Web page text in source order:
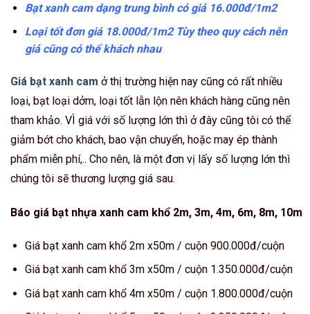
Bạt xanh cam dạng trung bình có giá 16.000đ/1m2
Loại tốt đơn giá 18.000đ/1m2 Tùy theo quy cách nên
giá cũng có thể khách nhau
Giá bạt xanh cam ở thị trường hiện nay cũng có rất nhiều
loại, bạt loại dởm, loại tốt lẫn lộn nên khách hàng cũng nên
tham khảo. VÌ giá với số lượng lớn thì ở đây cũng tôi có thể
giảm bớt cho khách, bao vận chuyển, hoặc may ép thành
phẩm miễn phí,.. Cho nên, là một đơn vị lấy số lượng lớn thì
chúng tôi sẽ thương lượng giá sau.
Báo giá bạt nhựa xanh cam khổ 2m, 3m, 4m, 6m, 8m, 10m
Giá bạt xanh cam khổ 2m x50m / cuộn 900.000đ/cuộn
Giá bạt xanh cam khổ 3m x50m / cuộn 1.350.000đ/cuộn
Giá bạt xanh cam khổ 4m x50m / cuộn 1.800.000đ/cuộn